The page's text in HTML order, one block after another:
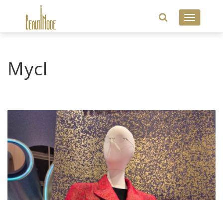
Toggle
Mycl